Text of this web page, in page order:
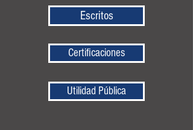
Escritos
Certificaciones
Utilidad Pública